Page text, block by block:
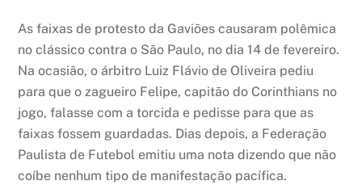
As faixas de protesto da Gaviões causaram polêmica
no clássico contra o São Paulo, no dia 14 de fevereiro.
Na ocasião, o árbitro Luiz Flávio de Oliveira pediu
para que o zagueiro Felipe, capitão do Corinthians no
jogo, falasse com a torcida e pedisse para que as
faixas fossem guardadas. Dias depois, a Federação
Paulista de Futebol emitiu uma nota dizendo que não
coíbe nenhum tipo de manifestação pacífica.